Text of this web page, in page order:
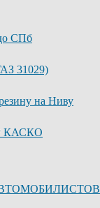
СПб
31029)
на Ниву
КАСКО